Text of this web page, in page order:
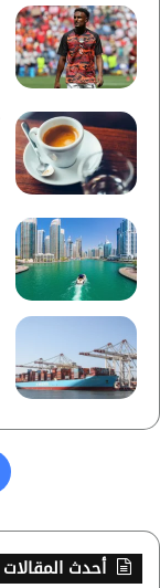
أحدث المقالات